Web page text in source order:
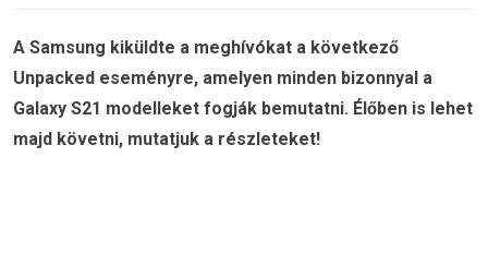
A Samsung kiküldte a meghívókat a következő
Unpacked eseményre, amelyen minden bizonnyal a
Galaxy S21 modelleket fogják bemutatni. Élőben is lehet
majd követni, mutatjuk a részleteket!